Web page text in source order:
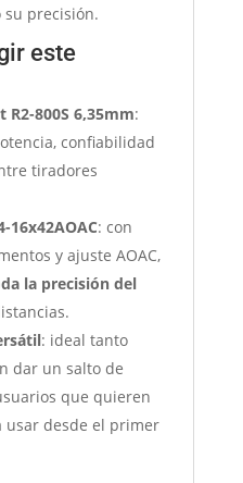
su precisión.
este
R2-800S 6,35mm:
confiabilidad
tiradores
16x42AOAC: con
y ajuste AOAC,
la precisión del
: ideal tanto
dar un salto de
que quieren
desde el primer